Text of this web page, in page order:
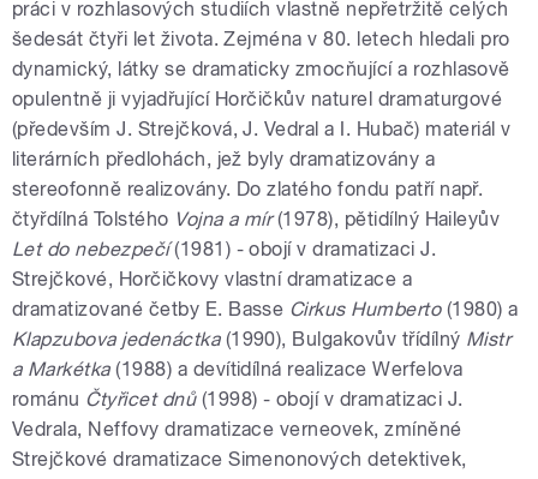
práci v rozhlasových studiích vlastně nepřetržitě celých
šedesát čtyři let života. Zejména v 80. letech hledali pro
dynamický, látky se dramaticky zmocňující a rozhlasově
opulentně ji vyjadřující Horčičkův naturel dramaturgové
(především J. Strejčková, J. Vedral a I. Hubač) materiál v
literárních předlohách, jež byly dramatizovány a
stereofonně realizovány. Do zlatého fondu patří např.
čtyřdílná Tolstého Vojna a mír(1978), pětidílný Haileyův
Let do nebezpečí(1981) - obojí v dramatizaci J.
Strejčkové, Horčičkovy vlastní dramatizace a
dramatizované četby E. Basse Cirkus Humberto(1980) a
Klapzubova jedenáctka(1990), Bulgakovův třídílný Mistr
a Markétka(1988) a devítidílná realizace Werfelova
románu Čtyřicet dnů(1998) - obojí v dramatizaci J.
Vedrala, Neffovy dramatizace verneovek, zmíněné
Strejčkové dramatizace Simenonových detektivek,